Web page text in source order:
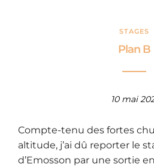
STAGES
Plan B
10 mai
Compte-tenu des fortes
altitude, j’ai dû reporter le
d’Emosson par une sortie